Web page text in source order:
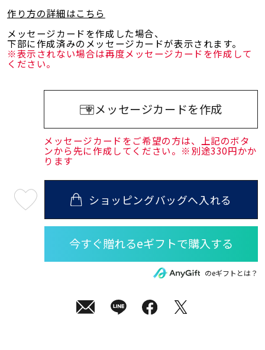
在庫 在庫ありのみ すべて表示
作り方の詳細はこちら
メッセージカードを作成した場合、
下部に作成済みのメッセージカードが表示されます。
※表示されない場合は再度メッセージカードを作成して
ください。
メッセージカードを作成
メッセージカードをご希望の方は、上記のボタ
ンから先に作成してください。※別途330円かか
ります
08
月
送
ショッピングバッグへ入れる
のeギフトとは？